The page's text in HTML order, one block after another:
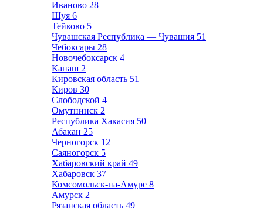
Иваново 28
Шуя 6
Тейково 5
Чувашская Республика — Чувашия 51
Чебоксары 28
Новочебоксарск 4
Канаш 2
Кировская область 51
Киров 30
Слободской 4
Омутнинск 2
Республика Хакасия 50
Абакан 25
Черногорск 12
Саяногорск 5
Хабаровский край 49
Хабаровск 37
Комсомольск-на-Амуре 8
Амурск 2
Рязанская область 49